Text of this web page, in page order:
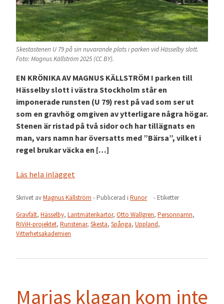
Skestastenen U 79 på sin nuvarande plats i parken vid Hässelby slott.
Foto: Magnus Källström 2025 (CC BY).
EN KRÖNIKA AV MAGNUS KÄLLSTRÖM I parken till
Hässelby slott i västra Stockholm står en
imponerade runsten (U 79) rest på vad som ser ut
som en gravhög omgiven av ytterligare några högar.
Stenen är ristad på två sidor och har tillägnats en
man, vars namn har översatts med ”Bärsa”, vilket i
regel brukar väcka en […]
Läs hela inlägget
Skrivet avMagnus Källström - Publicerad i Runor
- Etiketter
Gravfält, Hässelby, Lantmäterikartor, Otto Wallgren, Personnamn,
RiViH-projektet, Runstenar, Skesta, Spånga, Uppland,
Vitterhetsakademien
Marias klagan kom inte